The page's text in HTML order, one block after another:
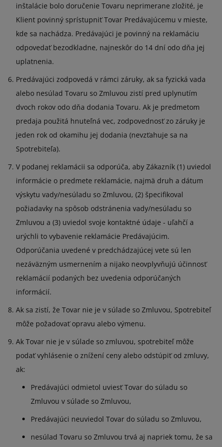
inštalácie bolo doručenie Tovaru neprimerane zložité, je
Klient povinný sprístupniť Tovar Predávajúcemu v mieste,
kde sa nachádza. Predávajúci je povinný na reklamáciu
odpovedať bezodkladne, najneskôr do 14 dní odo dňa jej
uplatnenia.
Predávajúci zodpovedá v rámci záruky, ak sa fyzická vada
alebo nesúlad Tovaru so Zmluvou zistí pred uplynutím
dvoch rokov odo dňa dodania Tovaru. Ak je predmetom
predaja použitá hnuteľná vec, zodpovednosť zo záruky je
jeden rok od okamihu jej dodania (nevzťahuje sa na
Spotrebiteľa).
V podanej reklamácii sa odporúča, aby Zákazník (1) uviedol
informácie o predmete reklamácie, najmä druh a dátum
výskytu vady/nesúladu so Zmluvou, (2) špecifikoval
požiadavky na spôsob odstránenia vady/nesúladu so
Zmluvou a (3) uviedol svoje kontaktné údaje - uľahčí a
urýchli to vybavenie reklamácie Predávajúcim.
Odporúčania uvedené v predchádzajúcej vete sú len
nezáväzným usmernením a nijako neovplyvňujú účinnosť
reklamácií podaných bez uvedenia odporúčaných
informácií.
Ak sa zistí, že Tovar nie je v súlade so Zmluvou, Spotrebiteľ
môže požadovať opravu alebo výmenu.
Ak Tovar nie je v súlade so zmluvou, spotrebiteľ môže
podať vyhlásenie o znížení ceny alebo odstúpiť od zmluvy,
ak:
Predávajúci odmietol uviesť Tovar do súladu so
Zmluvou v súlade so Zmluvou,
Predávajúci neuviedol Tovar do súladu so Zmluvou,
nesúlad Tovaru so Zmluvou trvá aj napriek tomu, že sa